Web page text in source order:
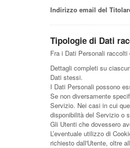
Indirizzo email del
Tipologie di Dati
Fra i Dati Personali
Dettagli completi su
Dati stessi.
I Dati Personali possono
Se non diversamente
Servizio. Nei casi in cui
disponibilità del Servizio o
Gli Utenti che dovessero
L’eventuale utilizzo di
richiesto dall'Utente, oltre